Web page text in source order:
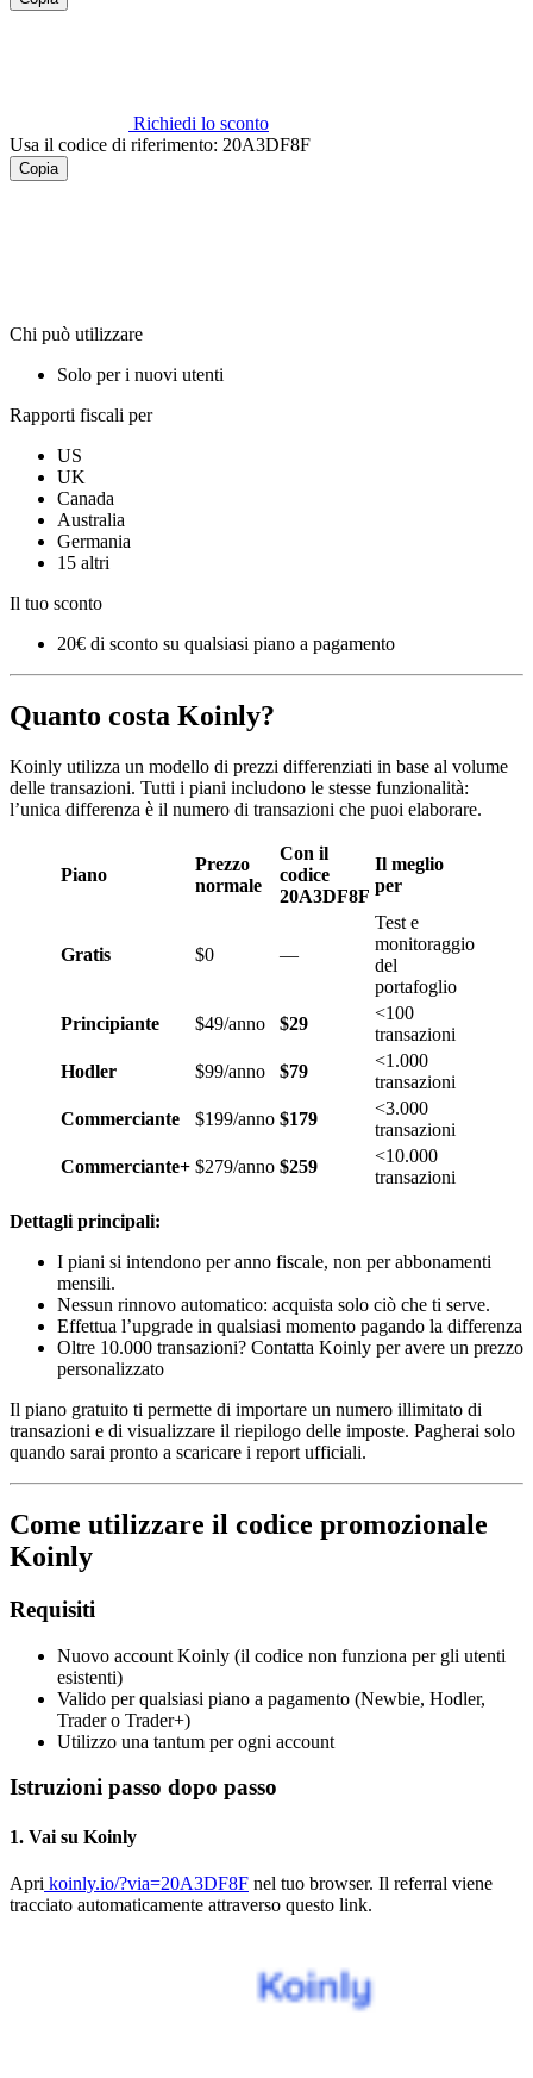
Richiedi lo sconto
Usa il codice di riferimento: 20A3DF8F
Copia
Chi può utilizzare
Solo per i nuovi utenti
Rapporti fiscali per
US
UK
Canada
Australia
Germania
15 altri
Il tuo sconto
20€ di sconto su qualsiasi piano a pagamento
Quanto costa Koinly?
Koinly utilizza un modello di prezzi differenziati in base al volume
delle transazioni. Tutti i piani includono le stesse funzionalità:
l’unica differenza è il numero di transazioni che puoi elaborare.
Piano
Prezzo
normale
Con il
codice
20A3DF8F
Il meglio
per
Gratis $0 —
Test e
monitoraggio
del
portafoglio
Principiante
$49/anno $29
<100
transazioni
Hodler
$99/anno $79
<1.000
transazioni
Commerciante
$199/anno $179
<3.000
transazioni
Commerciante+ $279/anno $259
<10.000
transazioni
Dettagli principali:
I piani si intendono per anno fiscale, non per abbonamenti
mensili.
Nessun rinnovo automatico: acquista solo ciò che ti serve.
Effettua l’upgrade in qualsiasi momento pagando la differenza
Oltre 10.000 transazioni? Contatta Koinly per avere un prezzo
personalizzato
Il piano gratuito ti permette di importare un numero illimitato di
transazioni e di visualizzare il riepilogo delle imposte. Pagherai solo
quando sarai pronto a scaricare i report ufficiali.
Come utilizzare il codice promozionale
Koinly
Requisiti
Nuovo account Koinly (il codice non funziona per gli utenti
esistenti)
Valido per qualsiasi piano a pagamento (Newbie, Hodler,
Trader o Trader+)
Utilizzo una tantum per ogni account
Istruzioni passo dopo passo
1. Vai su Koinly
Apri koinly.io/?via=20A3DF8F nel tuo browser. Il referral viene
tracciato automaticamente attraverso questo link.